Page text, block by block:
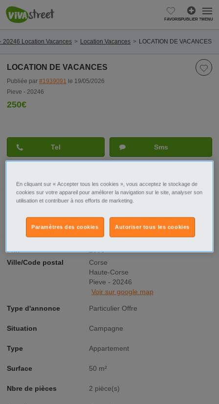
FAVORISPUBLIER ?MENU
20246 Location Vacances Location Vacances LOCATION DE VACANCES
LOCATION DE VACANCES
Publiée par #1939091 le 19/05/2026
Pieve - 20246
250€
Prix
250€
Ville/Code postal
Corse
Haute-Corse
Pieve - 20246
Voir sur google map
Type d'annonce Particulier Offre
Situation Campagne
Type Appartement
Surface 50 m²
Nbre de pièces 2 pièce(s)
Tel Sms
Signaler cette annonce
En cliquant sur « Accepter tous les cookies », vous acceptez le stockage de
cookies sur votre appareil pour améliorer la navigation sur le site, analyser son
utilisation et contribuer à nos efforts de marketing.
Autoriser tous les cookies
Paramètres des cookies